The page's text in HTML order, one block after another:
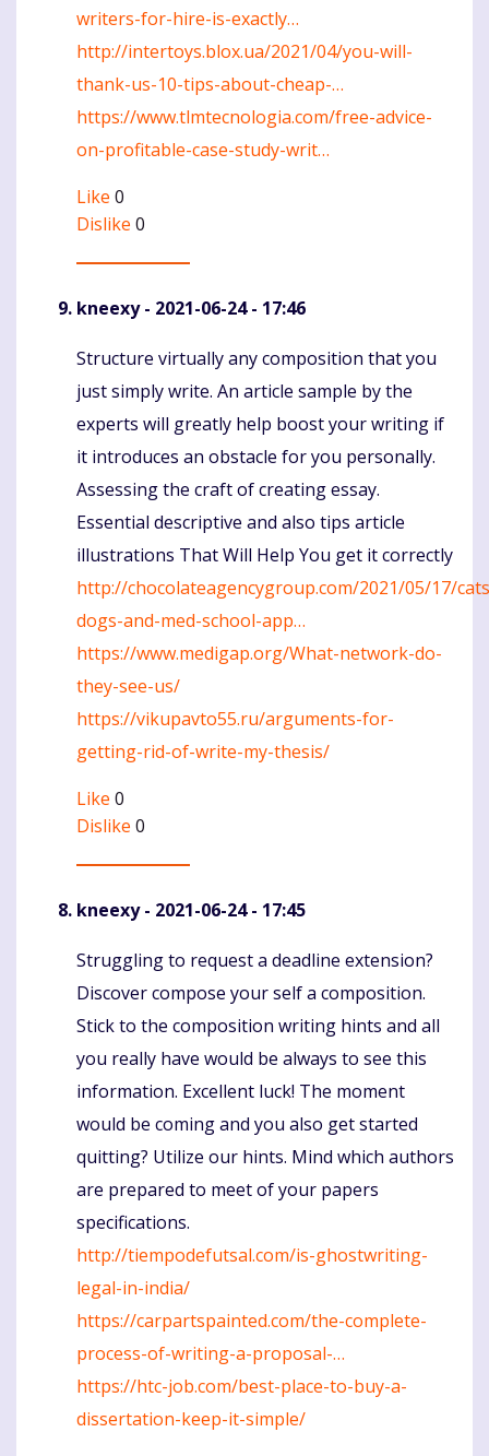
writers-for-hire-is-exactly…
http://intertoys.blox.ua/2021/04/you-will-
thank-us-10-tips-about-cheap-…
https://www.tlmtecnologia.com/free-advice-
on-profitable-case-study-writ…
Like 0
Dislike 0
kneexy- 2021-06-24 - 17:46
Komentaras
Structure virtually any composition that you
just simply write. An article sample by the
experts will greatly help boost your writing if
it introduces an obstacle for you personally.
Assessing the craft of creating essay.
Essential descriptive and also tips article
illustrations That Will Help You get it correctly
http://chocolateagencygroup.com/2021/05/17/
dogs-and-med-school-app…
https://www.medigap.org/What-network-do-
they-see-us/
https://vikupavto55.ru/arguments-for-
getting-rid-of-write-my-thesis/
Like 0
Dislike 0
kneexy- 2021-06-24 - 17:45
Komentaras
Struggling to request a deadline extension?
Discover compose your self a composition.
Stick to the composition writing hints and all
you really have would be always to see this
information. Excellent luck! The moment
would be coming and you also get started
quitting? Utilize our hints. Mind which authors
are prepared to meet of your papers
specifications.
http://tiempodefutsal.com/is-ghostwriting-
legal-in-india/
https://carpartspainted.com/the-complete-
process-of-writing-a-proposal-…
https://htc-job.com/best-place-to-buy-a-
dissertation-keep-it-simple/